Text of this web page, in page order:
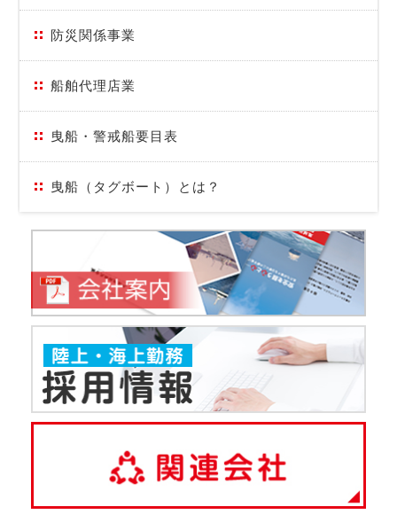
防災関係事業
船舶代理店業
曳船・警戒船要目表
曳船（タグボート）とは？